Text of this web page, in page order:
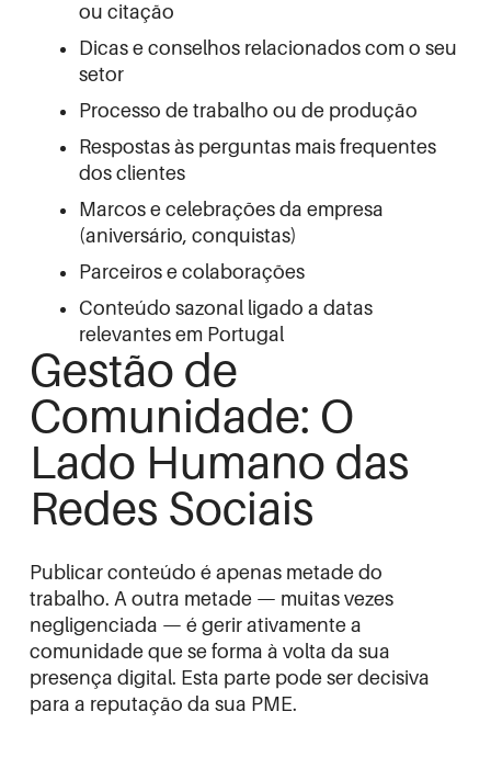
ou citação
Dicas e conselhos relacionados com o seu
setor
Processo de trabalho ou de produção
Respostas às perguntas mais frequentes
dos clientes
Marcos e celebrações da empresa
(aniversário, conquistas)
Parceiros e colaborações
Conteúdo sazonal ligado a datas
relevantes em Portugal
Gestão de
Comunidade: O
Lado Humano das
Redes Sociais
Publicar conteúdo é apenas metade do
trabalho. A outra metade — muitas vezes
negligenciada — é gerir ativamente a
comunidade que se forma à volta da sua
presença digital. Esta parte pode ser decisiva
para a reputação da sua PME.